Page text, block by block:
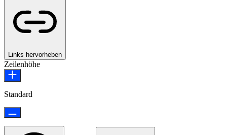
Links hervorheben
Zeilenhöhe
Standard